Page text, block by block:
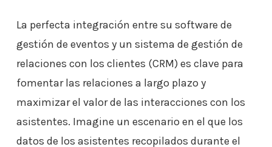
La perfecta integración entre su software de
gestión de eventos y un sistema de gestión de
relaciones con los clientes (CRM) es clave para
fomentar las relaciones a largo plazo y
maximizar el valor de las interacciones con los
asistentes. Imagine un escenario en el que los
datos de los asistentes recopilados durante el